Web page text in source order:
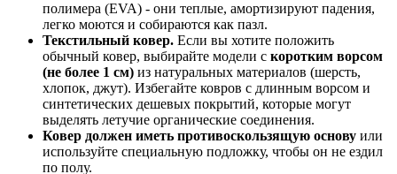
полимера (EVA) - они теплые, амортизируют падения,
легко моются и собираются как пазл.
Текстильный ковер. Если вы хотите положить
обычный ковер, выбирайте модели с коротким ворсом
(не более 1 см) из натуральных материалов (шерсть,
хлопок, джут). Избегайте ковров с длинным ворсом и
синтетических дешевых покрытий, которые могут
выделять летучие органические соединения.
Ковер должен иметь противоскользящую основу или
используйте специальную подложку, чтобы он не ездил
по полу.